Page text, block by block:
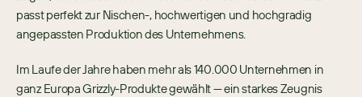
passt perfekt zur Nischen-, hochwertigen und hochgradig
angepassten Produktion des Unternehmens.
Im Laufe der Jahre haben mehr als 140.000 Unternehmen in
ganz Europa Grizzly-Produkte gewählt — ein starkes Zeugnis